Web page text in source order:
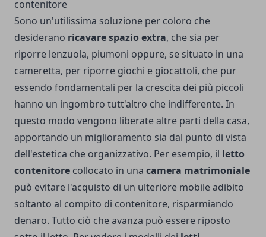
contenitore
Sono un'utilissima soluzione per coloro che
desiderano ricavare spazio extra, che sia per
riporre lenzuola, piumoni oppure, se situato in una
cameretta, per riporre giochi e giocattoli, che pur
essendo fondamentali per la crescita dei più piccoli
hanno un ingombro tutt'altro che indifferente. In
questo modo vengono liberate altre parti della casa,
apportando un miglioramento sia dal punto di vista
dell'estetica che organizzativo. Per esempio, il letto
contenitore collocato in una camera matrimoniale
può evitare l'acquisto di un ulteriore mobile adibito
soltanto al compito di contenitore, risparmiando
denaro. Tutto ciò che avanza può essere riposto